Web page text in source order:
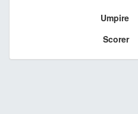
Umpire
Scorer